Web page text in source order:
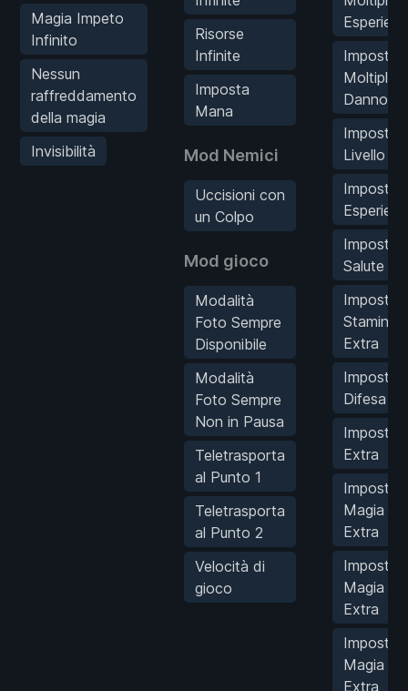
Magia Impeto
Infinito
Nessun
raffreddamento
della magia
Invisibilità
Risorse
Infinite
Imposta
Mana
Mod Nemici
Uccisioni con
un Colpo
Mod gioco
Modalità
Foto Sempre
Disponibile
Modalità
Foto Sempre
Non in Pausa
Teletrasporta
al Punto 1
Teletrasporta
al Punto 2
Velocità di
gioco
Imposta
Danno
Imposta
Livello
Imposta
Imposta
Salute
Imposta
Stamina
Extra
Imposta
Difesa
Imposta
Extra
Imposta
Magia
Extra
Imposta
Magia
Extra
Imposta
Magia Blu
Extra